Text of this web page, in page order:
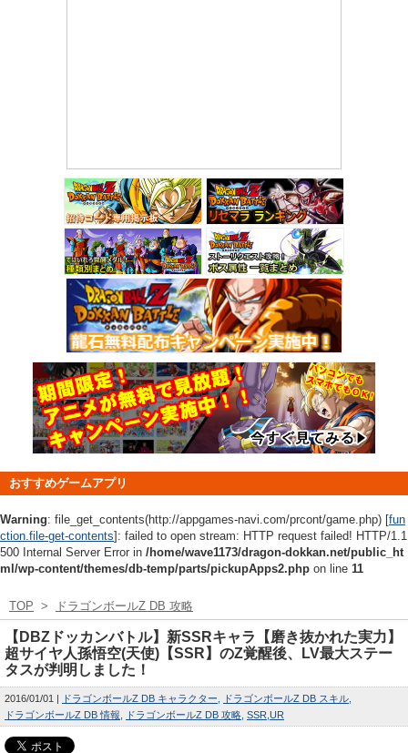
おすすめゲームアプリ
Warning: file_get_contents(http://appgames-navi.com/prcont/game.php) [fun
ction.file-get-contents]: failed to open stream: HTTP request failed! HTTP/1.1
500 Internal Server Error in /home/wave1173/dragon-dokkan.net/public_ht
ml/wp-content/themes/db-temp/parts/pickupApps2.php on line 11
TOP > ドラゴンボールZ DB 攻略
【DBZドッカンバトル】新SSRキャラ【磨き抜かれた実力】
超サイヤ人孫悟空(天使)【SSR】のZ覚醒後、LV最大ステー
タスが判明しました！
2016/01/01 ドラゴンボールZ DB キャラクター
ドラゴンボールZ DB スキル
ドラゴンボールZ DB 情報
ドラゴンボールZ DB 攻略 SSR UR